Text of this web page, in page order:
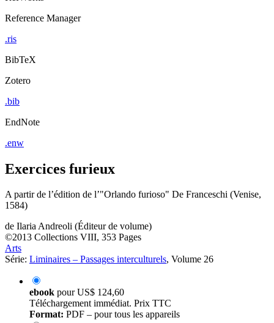
Reference Manager
.ris
BibTeX
Zotero
.bib
EndNote
.enw
Exercices furieux
A partir de l’édition de l’"Orlando furioso" De Franceschi (Venise,
1584)
de Ilaria Andreoli (Éditeur de volume)
©2013 Collections VIII, 353 Pages
Arts
Série: Liminaires – Passages interculturels, Volume 26
ebook pourUS$ 124,60
Téléchargement immédiat. Prix TTC
Format: PDF – pour tous les appareils